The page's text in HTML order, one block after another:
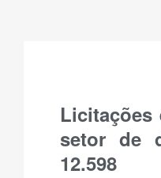
setor de
12.598